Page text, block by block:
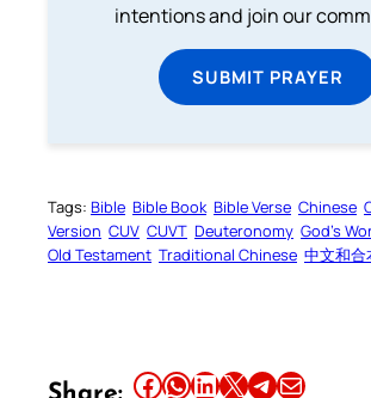
intentions and join our
SUBMIT PRAYER
Tags: Bible Bible Book Bible Verse Chinese
Version CUV CUVT Deuteronomy God’s
Old Testament Traditional Chinese 中文和合
Share this article on Facebook Share this article on WhatsApp Share this article on LinkedIn Share this article on X Share this article on TelegramEmail this Article